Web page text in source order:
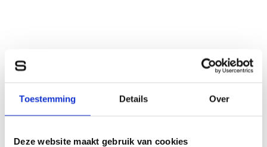
Toestemming Details Over
Deze website maakt gebruik van cookies